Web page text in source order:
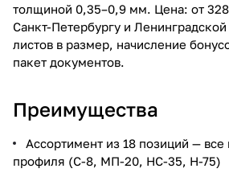
толщиной 0,35–0,9 мм. Цена: от
Санкт-Петербургу и
листов в размер, начисление
пакет документов.
Преимущества
Ассортимент из 18 позиций —
профиля (С-8, МП-20, НС-35, Н-75)